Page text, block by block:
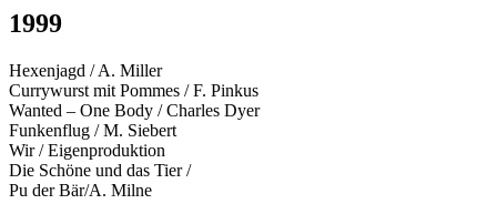
1999
Hexenjagd / A. Miller
Currywurst mit Pommes / F. Pinkus
Wanted – One Body / Charles Dyer
Funkenflug / M. Siebert
Wir / Eigenproduktion
Die Schöne und das Tier /
Pu der Bär/A. Milne